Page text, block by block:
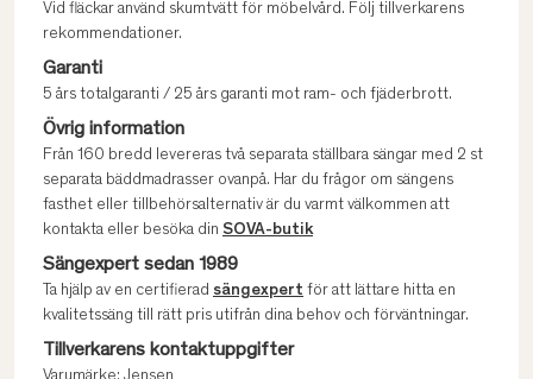
Vid fläckar använd skumtvätt för möbelvård. Följ tillverkarens
rekommendationer.
Garanti
5 års totalgaranti / 25 års garanti mot ram- och fjäderbrott.
Övrig information
Från 160 bredd levereras två separata ställbara sängar med 2 st
separata bäddmadrasser ovanpå. Har du frågor om sängens
fasthet eller tillbehörsalternativ är du varmt välkommen att
kontakta eller besöka din SOVA-butik
Sängexpert sedan 1989
Ta hjälp av en certifierad sängexpert för att lättare hitta en
kvalitetssäng till rätt pris utifrån dina behov och förväntningar.
Tillverkarens kontaktuppgifter